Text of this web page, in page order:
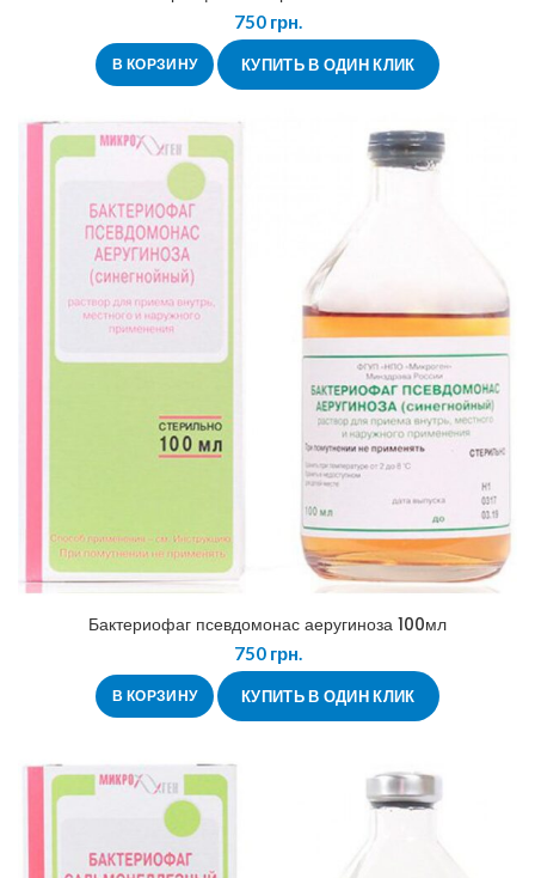
750грн.
В КОРЗИНУ КУПИТЬ В ОДИН КЛИК
Бактериофаг псевдомонас аеругиноза 100мл
750грн.
В КОРЗИНУ КУПИТЬ В ОДИН КЛИК